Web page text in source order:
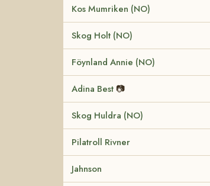
Kos Mumriken (NO)
Skog Holt (NO)
Föynland Annie (NO)
Adina Best 📷
Skog Huldra (NO)
Pilatroll Rivner
Jahnson